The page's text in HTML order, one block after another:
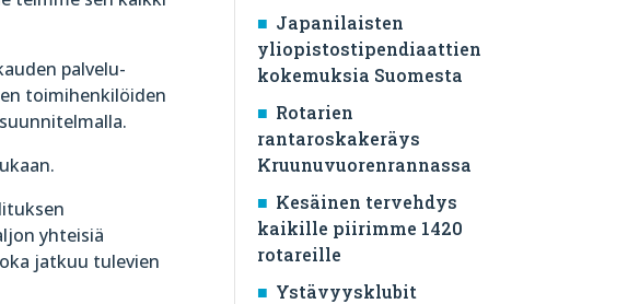
palvelu-
toimihenkilöiden
yhteisiä
jatkuu tulevien
Japanilaisten
yliopistostipendiaattien
kokemuksia Suomesta
Rotarien
rantaroskakeräys
Kruunuvuorenrannassa
Kesäinen tervehdys
kaikille piirimme 1420
rotareille
Ystävyysklubit